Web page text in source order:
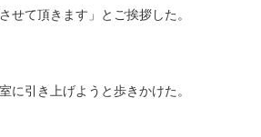
せて頂きます」とご挨拶した。
に引き上げようと歩きかけた。